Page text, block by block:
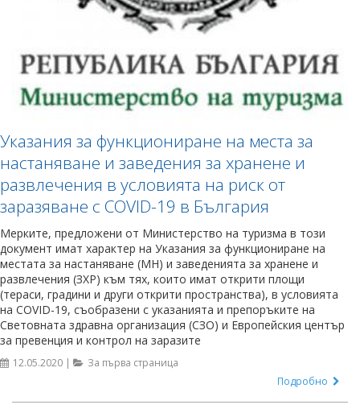
Указания за функциониране на места за
настаняване и заведения за хранене и
развлечения в условията на риск от
заразяване с COVID-19 в България
Мерките, предложени от Министерство на туризма в този
документ имат характер на Указания за функциониране на
местата за настаняване (МН) и заведенията за хранене и
развлечения (ЗХР) към тях, които имат открити площи
(тераси, градини и други открити пространства), в условията
на COVID-19, съобразени с указанията и препоръките на
Световната здравна организация (СЗО) и Европейския център
за превенция и контрол на заразите
12.05.2020 |
За първа страница
Подробно